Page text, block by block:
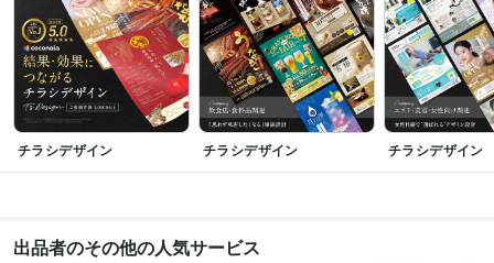
優秀賞受賞 ココナラ 『デザイン』カテゴリランキング1位獲得 ココナラ
『チラシ』カテゴリランキング1位獲得 ココナラ 『ロゴ』カテゴリランキ
ング1位獲得 ココナラ 販売実績1,000件突破 トップセラーが語るココナラ
戦略ウェビナー ココナラ 販売実績2,000件突破
資格・検定
Illustratorクリエイター能力認定試験エキスパート 取得年 : 2010年
Photoshopクリエイター能力認定試験エキスパート 取得年 : 2010年
チラシデザイン チラシデザイン チラシデザイン
出品者のその他の人気サービス